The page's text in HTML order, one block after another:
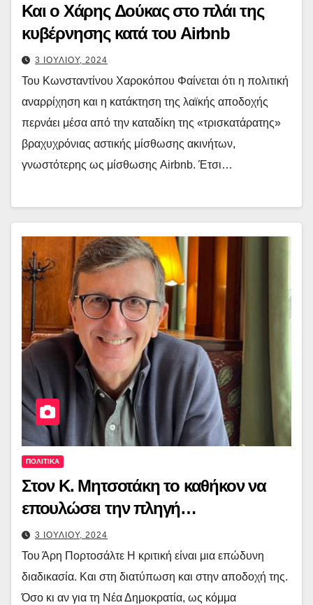
Και ο Χάρης Δούκας στο πλάι της
κυβέρνησης κατά του Airbnb
3 ΙΟΥΛΙΟΥ, 2024
Του Κωνσταντίνου Χαροκόπου Φαίνεται ότι η πολιτική
αναρρίχηση και η κατάκτηση της λαϊκής αποδοχής
περνάει μέσα από την καταδίκη της «τρισκατάρατης»
βραχυχρόνιας αστικής μίσθωσης ακινήτων,
γνωστότερης ως μίσθωσης Airbnb. Έτσι…
ΠΟΛΙΤΙΚΑ
Στον Κ. Μητσοτάκη το καθήκον να
επουλώσει την πληγή…
3 ΙΟΥΛΙΟΥ, 2024
Του Άρη Πορτοσάλτε Η κριτική είναι μια επώδυνη
διαδικασία. Και στη διατύπωση και στην αποδοχή της.
Όσο κι αν για τη Νέα Δημοκρατία, ως κόμμα